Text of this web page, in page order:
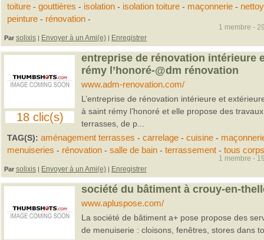
toiture - gouttières - isolation - isolation toiture - maçonnerie -
peinture - rénovation -
Par solixis | Envoyer à un Ami(e) | Enregistrer
1 membre -
18 clic(s)
entreprise de rénovation intérieure
rémy l’honoré-@dm rénovation
www.adm-renovation.com/
L’entreprise de rénovation intérieure et
à saint rémy l’honoré et elle propose des
terrasses, de p...
TAG(S): aménagement terrasses - carrelage - cuisine -
menuiseries - rénovation - salle de bain - terrassement - tous
Par solixis | Envoyer à un Ami(e) | Enregistrer
1 membre -
société du bâtiment à crouy-en-
www.apluspose.com/
La société de bâtiment a+ pose propose des
de menuiserie : cloisons, fenêtres, stores dans